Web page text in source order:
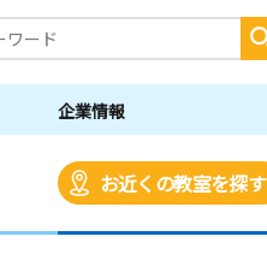
企業情報
お近くの教室を探す